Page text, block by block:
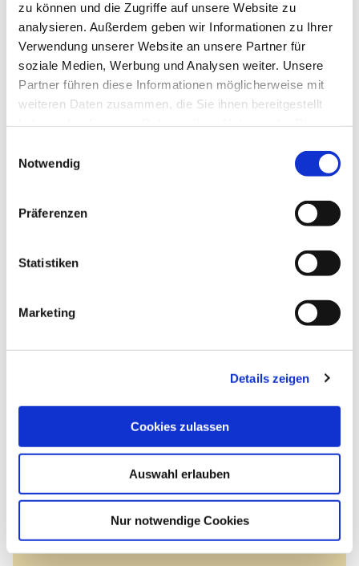
zu können und die Zugriffe auf unsere Website zu
analysieren. Außerdem geben wir Informationen zu Ihrer
Verwendung unserer Website an unsere Partner für
soziale Medien, Werbung und Analysen weiter. Unsere
Partner führen diese Informationen möglicherweise mit
weiteren Daten zusammen, die Sie ihnen bereitgestellt
Notwendig
Präferenzen
Statistiken
Marketing
Details zeigen
Cookies zulassen
Auswahl erlauben
Nur notwendige Cookies
Zur Routenplanung
Europaradweg R1 D-Route 3
Weizgrunder Straße
Tel.:033848 60004
Projektträger/Organisation
Naturparkverein Hoher Fläming e. V.
Herr Stefan Ratering